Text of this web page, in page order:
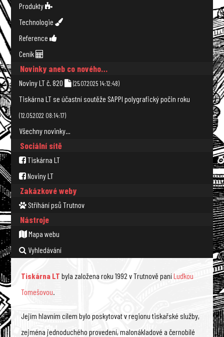
Produkty
Technologie
Reference
Ceník
Novinky aneb co nového…
Noviny LT č. 820 (25.07.2025 14:12:48)
Tiskárna LT se účastní soutěže SAPPI polygrafický počin roku
(12.05.2022 08:14:17)
Všechny novinky…
Sociální sítě
Tiskárna LT
Noviny LT
Zakázkové weby
Stříhání psů Trutnov
Nástroje
Mapa webu
Vyhledávání
Tiskárna LT byla založena roku 1992 v Trutnově paníLuďkou
Tomešovou.
Jejím hlavním cílem bylo poskytovat v regionu tiskařské služby,
zejména jednoduchého provedení, malonákladové a černobílé